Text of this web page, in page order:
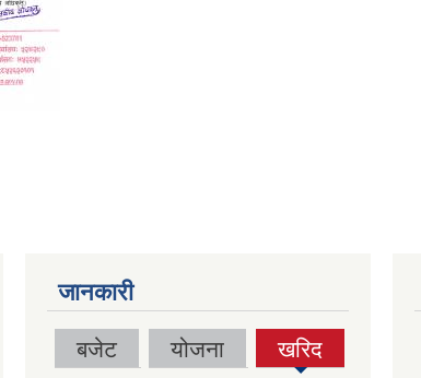
जानकारी
बजेट योजना खरिद
(active